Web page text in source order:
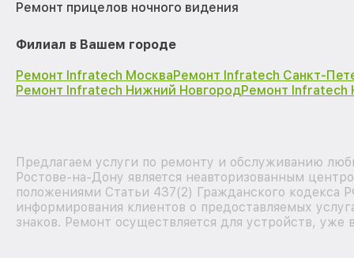
Ремонт прицелов ночного видения
Филиал в Вашем городе
Ремонт Infratech МоскваРемонт Infratech Санкт-
Ремонт Infratech Нижний НовгородРемонт Infratech
Предлагаем услуги по ремонту и обслуживанию
Ростове-на-Дону является неавторизованным
положениями Статьи 437(2) Гражданского кодекса
информирования клиентов о предоставляемых
знаков. Ремонт осуществляется для устройств,